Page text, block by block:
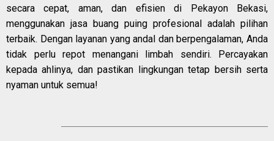
secara cepat, aman, dan efisien di Pekayon Bekasi,
menggunakan jasa buang puing profesional adalah pilihan
terbaik. Dengan layanan yang andal dan berpengalaman, Anda
tidak perlu repot menangani limbah sendiri. Percayakan
kepada ahlinya, dan pastikan lingkungan tetap bersih serta
nyaman untuk semua!